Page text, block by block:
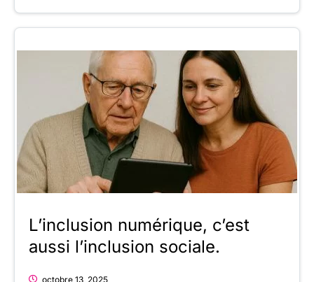
L’inclusion numérique, c’est
aussi l’inclusion sociale.
octobre 13, 2025